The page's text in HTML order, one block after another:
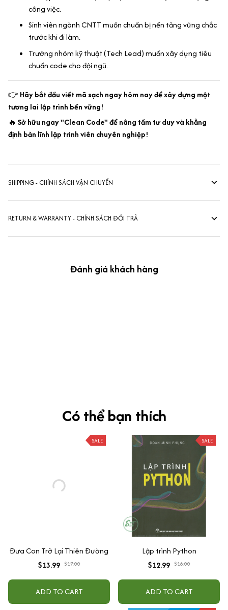
công việc.
Sinh viên ngành CNTT muốn chuẩn bị nền tảng vững chắc
trước khi đi làm.
Trưởng nhóm kỹ thuật (Tech Lead) muốn xây dựng tiêu
chuẩn code cho đội ngũ.
👉 Hãy bắt đầu viết mã sạch ngay hôm nay để xây dựng một
tương lai lập trình bền vững!
🔥 Sở hữu ngay "Clean Code" để nâng tầm tư duy và khẳng
định bản lĩnh lập trình viên chuyên nghiệp!
SHIPPING - CHÍNH SÁCH VẬN CHUYỂN
RETURN & WARRANTY - CHÍNH SÁCH ĐỔI TRẢ
Đánh giá khách hàng
Có thể bạn thích
SALE
Đưa Con Trở Lại Thiên Đường
$13.99 $17.00
ADD TO CART
SALE
Lập trình Python
$12.99 $16.00
ADD TO CART